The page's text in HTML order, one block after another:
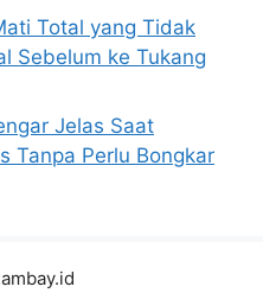
Total yang Tidak
Sebelum ke Tukang
Jelas Saat
Tanpa Perlu Bongkar